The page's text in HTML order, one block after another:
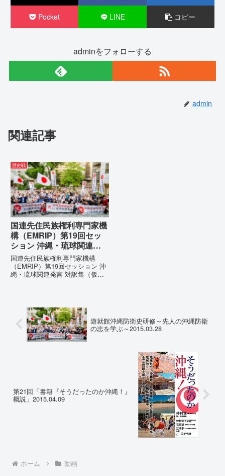
Pocket LINE コピー
adminをフォローする
admin
関連記事
歴史戦
国連先住民族権利専門家機
構（EMRIP）第19回セッ
ション 沖縄・琉球関連発
言 対訳集（仮訳）
国連先住民族権利専門家機構
（EMRIP）第19回セッション 沖
縄・琉球関連発言 対訳集（仮
定、PFAS（有機フッ素化合物）
問題、米軍基地、伝統文化（...
遊就館沖縄防衛史研修～先人の沖縄防衛
の志を学ぶ～2015.03.28
第21回「書籍『そうだったのか沖縄！』
概説」2015.04.09
ホーム 動画